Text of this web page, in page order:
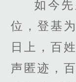
如今
位，登基
日上，百
声匿迹，